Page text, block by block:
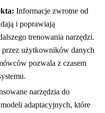
Informacje zwrotne od
i poprawiają
trenowania narzędzi.
użytkowników danych
pozwala z czasem
narzędzia do
adaptacyjnych, które